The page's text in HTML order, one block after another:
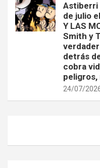
Astiberri
de julio
Y LAS
Smith y
detrás
cobra
peligros,
24/07/